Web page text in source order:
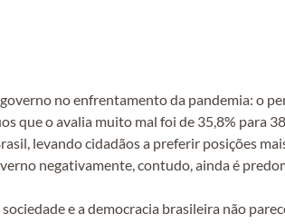
no enfrentamento da pandemia: o
que o avalia muito mal foi de 35,8% para
levando cidadãos a preferir posições
negativamente, contudo, ainda é
e a democracia brasileira não